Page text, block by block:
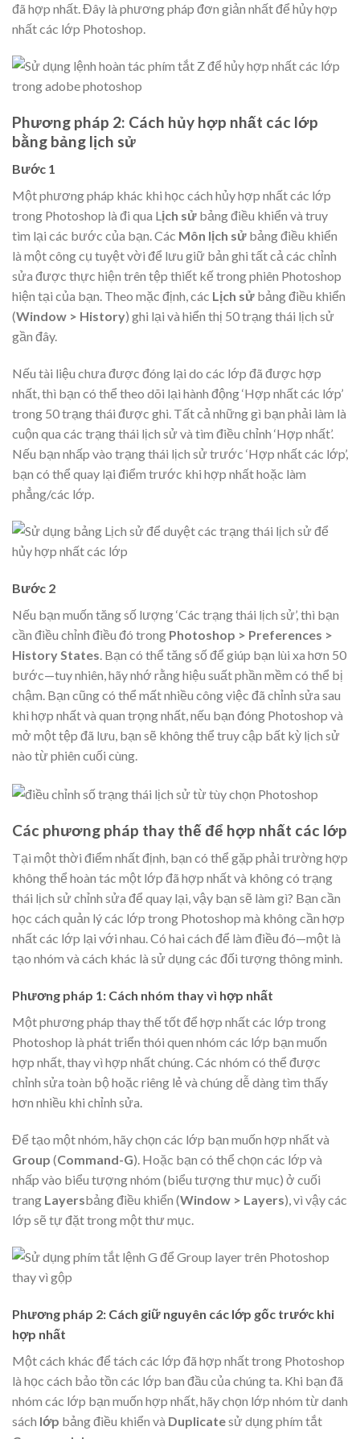
đã hợp nhất. Đây là phương pháp đơn giản nhất để hủy hợp
nhất các lớp Photoshop.
Phương pháp 2: Cách hủy hợp nhất các lớp
bằng bảng lịch sử
Bước 1
Một phương pháp khác khi học cách hủy hợp nhất các lớp
trong Photoshop là đi qua Lịch sử bảng điều khiển và truy
tìm lại các bước của bạn. Các Môn lịch sử bảng điều khiển
là một công cụ tuyệt vời để lưu giữ bản ghi tất cả các chỉnh
sửa được thực hiện trên tệp thiết kế trong phiên Photoshop
hiện tại của bạn. Theo mặc định, các Lịch sử bảng điều khiển
(Window > History) ghi lại và hiển thị 50 trạng thái lịch sử
gần đây.
Nếu tài liệu chưa được đóng lại do các lớp đã được hợp
nhất, thì bạn có thể theo dõi lại hành động ‘Hợp nhất các lớp’
trong 50 trạng thái được ghi. Tất cả những gì bạn phải làm là
cuộn qua các trạng thái lịch sử và tìm điều chỉnh ‘Hợp nhất’.
Nếu bạn nhấp vào trạng thái lịch sử trước ‘Hợp nhất các lớp’,
bạn có thể quay lại điểm trước khi hợp nhất hoặc làm
phẳng/các lớp.
Bước 2
Nếu bạn muốn tăng số lượng ‘Các trạng thái lịch sử’, thì bạn
cần điều chỉnh điều đó trong Photoshop > Preferences >
History States . Bạn có thể tăng số để giúp bạn lùi xa hơn 50
bước—tuy nhiên, hãy nhớ rằng hiệu suất phần mềm có thể bị
chậm. Bạn cũng có thể mất nhiều công việc đã chỉnh sửa sau
khi hợp nhất và quan trọng nhất, nếu bạn đóng Photoshop và
mở một tệp đã lưu, bạn sẽ không thể truy cập bất kỳ lịch sử
nào từ phiên cuối cùng.
Các phương pháp thay thế để hợp nhất các lớp
Tại một thời điểm nhất định, bạn có thể gặp phải trường hợp
không thể hoàn tác một lớp đã hợp nhất và không có trạng
thái lịch sử chỉnh sửa để quay lại, vậy bạn sẽ làm gì? Bạn cần
học cách quản lý các lớp trong Photoshop mà không cần hợp
nhất các lớp lại với nhau. Có hai cách để làm điều đó—một là
tạo nhóm và cách khác là sử dụng các đối tượng thông minh.
Phương pháp 1: Cách nhóm thay vì hợp nhất
Một phương pháp thay thế tốt để hợp nhất các lớp trong
Photoshop là phát triển thói quen nhóm các lớp bạn muốn
hợp nhất, thay vì hợp nhất chúng. Các nhóm có thể được
chỉnh sửa toàn bộ hoặc riêng lẻ và chúng dễ dàng tìm thấy
hơn nhiều khi chỉnh sửa.
Để tạo một nhóm, hãy chọn các lớp bạn muốn hợp nhất và
Group (Command-G). Hoặc bạn có thể chọn các lớp và
nhấp vào biểu tượng nhóm (biểu tượng thư mục) ở cuối
trang Layersbảng điều khiển (Window > Layers), vì vậy các
lớp sẽ tự đặt trong một thư mục.
Phương pháp 2: Cách giữ nguyên các lớp gốc trước khi
hợp nhất
Một cách khác để tách các lớp đã hợp nhất trong Photoshop
là học cách bảo tồn các lớp ban đầu của chúng ta. Khi bạn đã
nhóm các lớp bạn muốn hợp nhất, hãy chọn lớp nhóm từ danh
sách lớp bảng điều khiển và Duplicatesử dụng phím tắt